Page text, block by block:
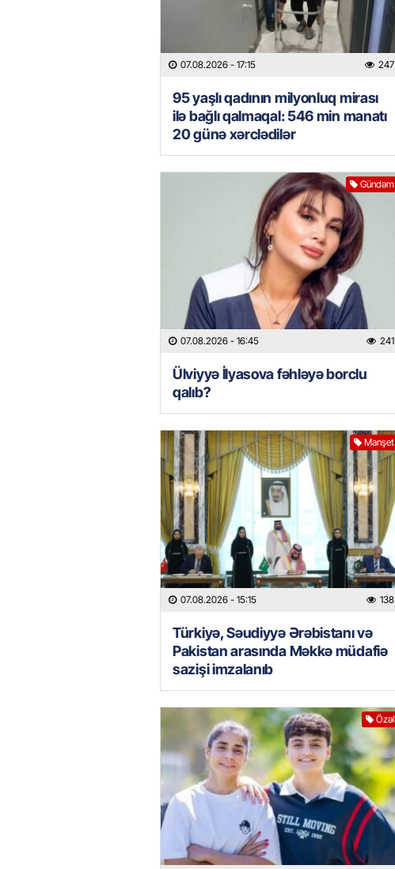
07.08.2026 - 17:15 247
95 yaşlı qadının milyonluq mirası
ilə bağlı qalmaqal: 546 min manatı
20 günə xərclədilər
Gündəm
07.08.2026 - 16:45 241
Ülviyyə İlyasova fəhləyə borclu
qalıb?
Manşet
07.08.2026 - 15:15 138
Türkiyə, Səudiyyə Ərəbistanı və
Pakistan arasında Məkkə müdafiə
sazişi imzalanıb
Özəl